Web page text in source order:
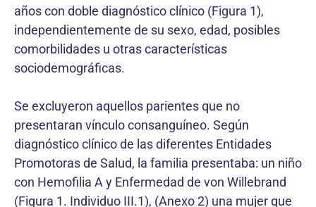
años con doble diagnóstico clínico (Figura 1),
independientemente de su sexo, edad, posibles
comorbilidades u otras características
sociodemográficas.
Se excluyeron aquellos parientes que no
presentaran vínculo consanguíneo. Según
diagnóstico clínico de las diferentes Entidades
Promotoras de Salud, la familia presentaba: un niño
con Hemofilia A y Enfermedad de von Willebrand
(Figura 1. Individuo III.1), (Anexo 2) una mujer que